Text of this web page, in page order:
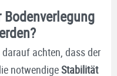
achten, dass der
notwendigeStabilität